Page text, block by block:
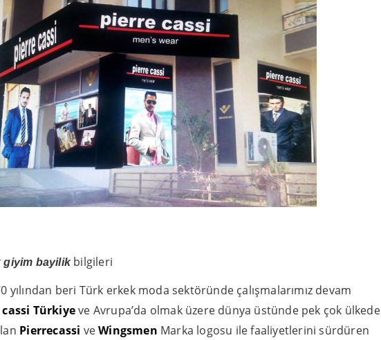
giyim bayilikbilgileri
yılından beri Türk erkek moda sektöründe çalışmalarımız devam
Türkiyeve Avrupa’da olmak üzere dünya üstünde pek çok ülkede
Pierrecassi veWingsmen Marka logosu ile faaliyetlerini sürdüren